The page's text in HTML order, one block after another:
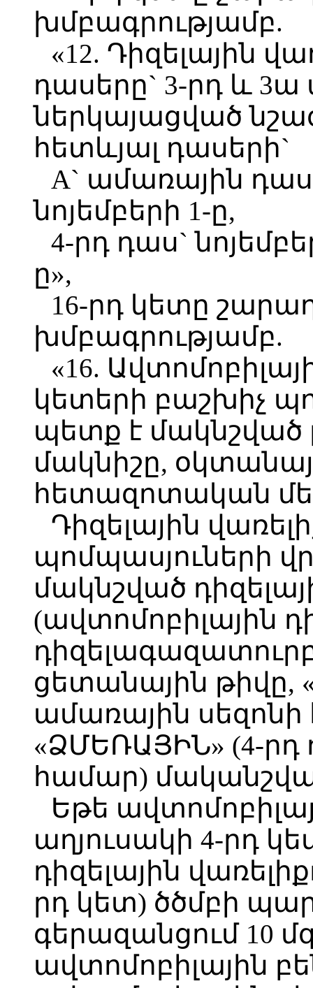
խմբագրությամբ.
«12. Դիզելային
դասերը` 3-րդ և 3ա
ներկայացված
հետևյալ դասերի`
A` ամառային
նոյեմբերի 1-ը,
4-րդ դաս`
ը»,
16-րդ կետը
խմբագրությամբ.
«16.
կետերի բաշխիչ
պետք է մակնշված
մակնիշը,
հետազոտական
Դիզելային
պոմպասյուների
մակնշված
(ավտոմոբիլային
ցետանային թիվը,
ամառային
«ՁՄԵՌԱՅԻՆ» (4-րդ
համար)
Եթե
աղյուսակի 4-րդ
դիզելային
րդ կետ) ծծմբի
գերազանցում 10
ավտոմոբիլային